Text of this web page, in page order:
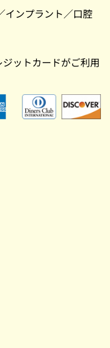
インプラント／口腔
ットカードがご利用